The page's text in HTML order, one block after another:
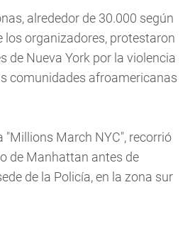
alrededor de 30.000 según
los organizadores, protestaron
de Nueva York por la violencia
comunidades afroamericanas
"Millions March NYC", recorrió
de Manhattan antes de
de la Policía, en la zona sur